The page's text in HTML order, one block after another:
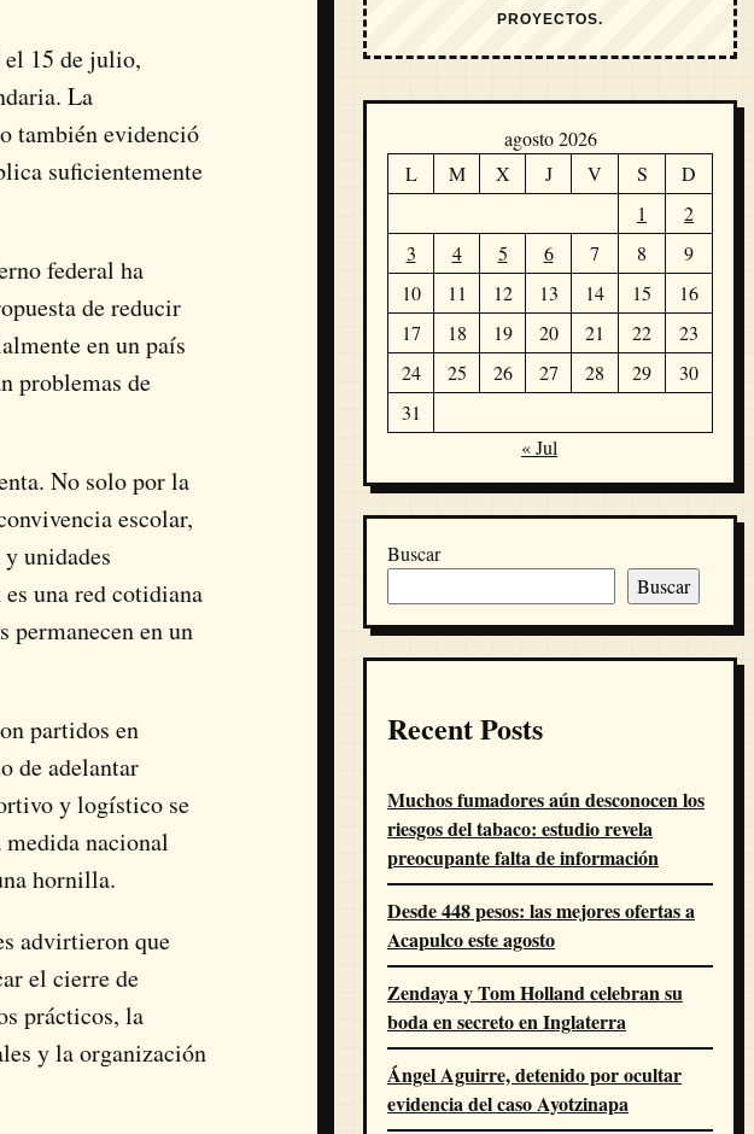
15 de julio,
La
también evidenció
suficientemente
federal ha
de reducir
en un país
problemas de
No solo por la
escolar,
unidades
una red cotidiana
permanecen en un
partidos en
de adelantar
y logístico se
medida nacional
hornilla.
advirtieron que
el cierre de
prácticos, la
y la organización
PROYECTOS.
agosto 2026
L
M X J V S
D
1
2
3
4 5 6 7 8
9
10
11 12 13 14 15
16
17
18 19 20 21 22
23
24
25 26 27 28 29
30
31
« Jul
Buscar
Buscar
Recent Posts
Muchos fumadores aún desconocen los
riesgos del tabaco: estudio revela
preocupante falta de información
Desde 448 pesos: las mejores ofertas a
Acapulco este agosto
Zendaya y Tom Holland celebran su
boda en secreto en Inglaterra
Ángel Aguirre, detenido por ocultar
evidencia del caso Ayotzinapa